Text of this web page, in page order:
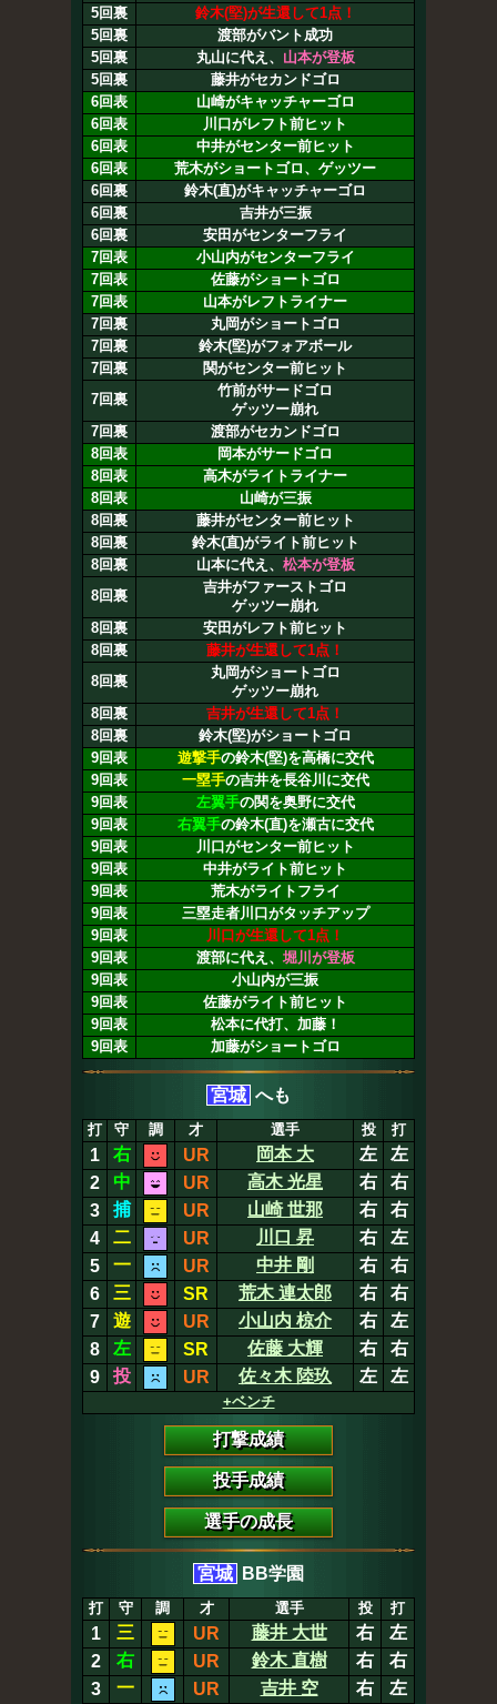
5回裏
鈴木(堅)が生還して1点！
5回裏
渡部がバント成功
5回裏
丸山に代え、 山本が登板
5回裏
藤井がセカンドゴロ
6回表
山崎がキャッチャーゴロ
6回表
川口がレフト前ヒット
6回表
中井がセンター前ヒット
6回表
荒木がショートゴロ、ゲッツー
6回裏
鈴木(直)がキャッチャーゴロ
6回裏
吉井が三振
6回裏
安田がセンターフライ
7回表
小山内がセンターフライ
7回表
佐藤がショートゴロ
7回表
山本がレフトライナー
7回裏
丸岡がショートゴロ
7回裏
鈴木(堅)がフォアボール
7回裏
関がセンター前ヒット
7回裏
竹前がサードゴロ
ゲッツー崩れ
7回裏
渡部がセカンドゴロ
8回表
岡本がサードゴロ
8回表
高木がライトライナー
8回表
山崎が三振
8回裏
藤井がセンター前ヒット
8回裏
鈴木(直)がライト前ヒット
8回裏
山本に代え、 松本が登板
8回裏
吉井がファーストゴロ
ゲッツー崩れ
8回裏
安田がレフト前ヒット
8回裏
藤井が生還して1点！
8回裏
丸岡がショートゴロ
ゲッツー崩れ
8回裏
吉井が生還して1点！
8回裏
鈴木(堅)がショートゴロ
9回表
遊撃手の鈴木(堅)を高橋に交代
9回表
一塁手の吉井を長谷川に交代
9回表
左翼手の関を奥野に交代
9回表
右翼手の鈴木(直)を瀬古に交代
9回表
川口がセンター前ヒット
9回表
中井がライト前ヒット
9回表
荒木がライトフライ
9回表
三塁走者川口がタッチアップ
9回表
川口が生還して1点！
9回表
渡部に代え、堀川が登板
9回表
小山内が三振
9回表
佐藤がライト前ヒット
9回表
松本に代打、加藤！
9回表
加藤がショートゴロ
宮城 へも
打 守 調 才 選手 投 打
1 右 UR 岡本 大 左
左
2
中 UR 高木 光星 右
右
3
捕 UR 山崎 世那 右
右
4
二 UR 川口 昇 右
左
5
一 UR 中井 剛 右
右
6
三 SR 荒木 連太郎 右
右
7
遊 UR 小山内 椋介 右
左
8
左 SR 佐藤 大輝 右
右
9
投 UR 佐々木 陸玖 左 左
+ベンチ
打撃成績
投手成績
選手の成長
宮城 BB学園
打 守 調 才 選手 投 打
1 三 UR 藤井 大世 右
左
2
右 UR 鈴木 直樹 右
右
3
一 UR 吉井 空 右 左